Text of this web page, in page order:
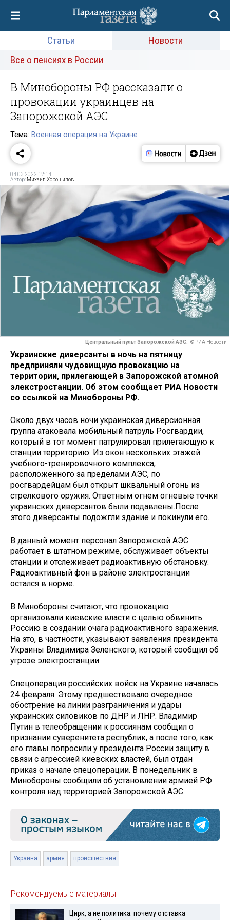
Статьи
Новости
Все о пенсиях в России
В Минобороны РФ рассказали о
провокации украинцев на
Запорожской АЭС
Тема: Военная операция на Украине
04.03.2022 12:14
Автор: Михаил Хорошилов
Центральный пульт Запорожской АЭС. © РИА Новости
Украинские диверсанты в ночь на пятницу
предприняли чудовищную провокацию на
территории, прилегающей в Запорожской атомной
элекстростанции. Об этом сообщает РИА Новости
со ссылкой на Минобороны РФ.
Около двух часов ночи украинская диверсионная
группа атаковала мобильный патруль Росгвардии,
который в тот момент патрулировал прилегающую к
станции территорию. Из окон нескольких этажей
учебного-тренировочного комплекса,
расположенного за пределами АЭС, по
росгвардейцам был открыт шквальный огонь из
стрелкового оружия. Ответным огнем огневые точки
украинских диверсантов были подавлены.После
этого диверсанты подожгли здание и покинули его.
В данный момент персонал Запорожской АЭС
работает в штатном режиме, обслуживает объекты
станции и отслеживает радиоактивную обстановку.
Радиоактивный фон в районе электростанции
остался в норме.
В Минобороны считают, что провокацию
организовали киевские власти с целью обвинить
Россию в создании очага радиоактивного заражения.
На это, в частности, указывают заявления президента
Украины Владимира Зеленского, который сообщил об
угрозе электростанции.
Спецоперация российских войск на Украине началась
24 февраля. Этому предшествовало очередное
обострение на линии разграничения и удары
украинских силовиков по ДНР и ЛНР. Владимир
Путин в телеобращении к россиянам сообщил о
признании суверенитета республик, а после того, как
его главы попросили у президента России защиту в
связи с агрессией киевских властей, был отдан
приказ о начале спецоперации. В понедельник в
Минобороны сообщили об установлении армией РФ
контроля над территорией Запорожской АЭС.
Украина армия происшествия
Рекомендуемые материалы
Цирк, а не политика: почему отставка